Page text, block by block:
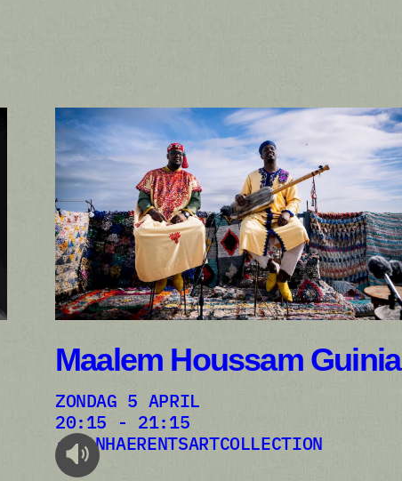
Maalem Houssam Guinia
ZONDAG 5 APRIL
20:15 - 21:15
audioplayer.listen
VANHAERENTSARTCOLLECTION